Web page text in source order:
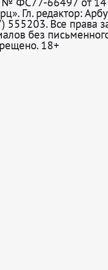
Гл. редактор:
555203. Все права
без
18+